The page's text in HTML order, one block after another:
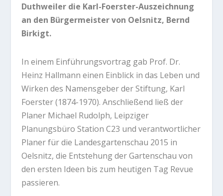
Duthweiler die Karl-Foerster-Auszeichnung
an den Bürgermeister von Oelsnitz, Bernd
Birkigt.
In einem Einführungsvortrag gab Prof. Dr.
Heinz Hallmann einen Einblick in das Leben und
Wirken des Namensgeber der Stiftung, Karl
Foerster (1874-1970). Anschließend ließ der
Planer Michael Rudolph, Leipziger
Planungsbüro Station C23 und verantwortlicher
Planer für die Landesgartenschau 2015 in
Oelsnitz, die Entstehung der Gartenschau von
den ersten Ideen bis zum heutigen Tag Revue
passieren.